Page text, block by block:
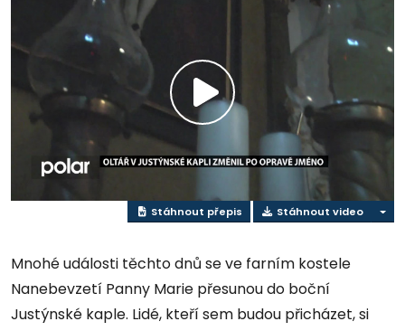
Přehrát
video
Stáhnout přepis Stáhnout video
Mnohé události těchto dnů se ve farním kostele
Nanebevzetí Panny Marie přesunou do boční
Justýnské kaple. Lidé, kteří sem budou přicházet, si